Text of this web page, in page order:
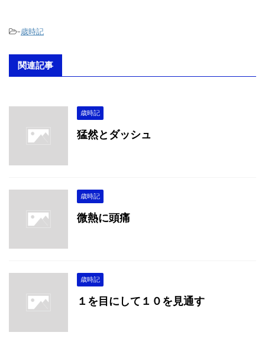
-歳時記
関連記事
歳時記
猛然とダッシュ
歳時記
微熱に頭痛
歳時記
１を目にして１０を見通す